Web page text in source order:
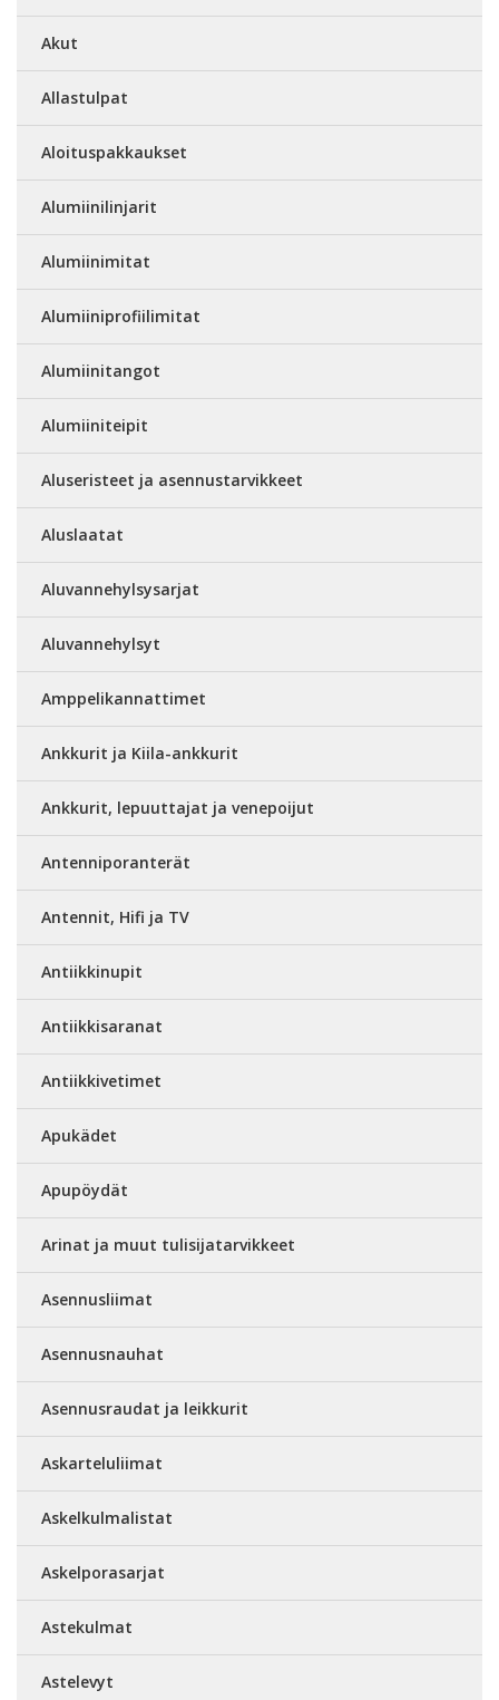
Akut
Allastulpat
Aloituspakkaukset
Alumiinilinjarit
Alumiinimitat
Alumiiniprofiilimitat
Alumiinitangot
Alumiiniteipit
Aluseristeet ja asennustarvikkeet
Aluslaatat
Aluvannehylsysarjat
Aluvannehylsyt
Amppelikannattimet
Ankkurit ja Kiila-ankkurit
Ankkurit, lepuuttajat ja venepoijut
Antenniporanterät
Antennit, Hifi ja TV
Antiikkinupit
Antiikkisaranat
Antiikkivetimet
Apukädet
Apupöydät
Arinat ja muut tulisijatarvikkeet
Asennusliimat
Asennusnauhat
Asennusraudat ja leikkurit
Askarteluliimat
Askelkulmalistat
Askelporasarjat
Astekulmat
Astelevyt